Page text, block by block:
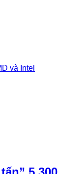
và Intel